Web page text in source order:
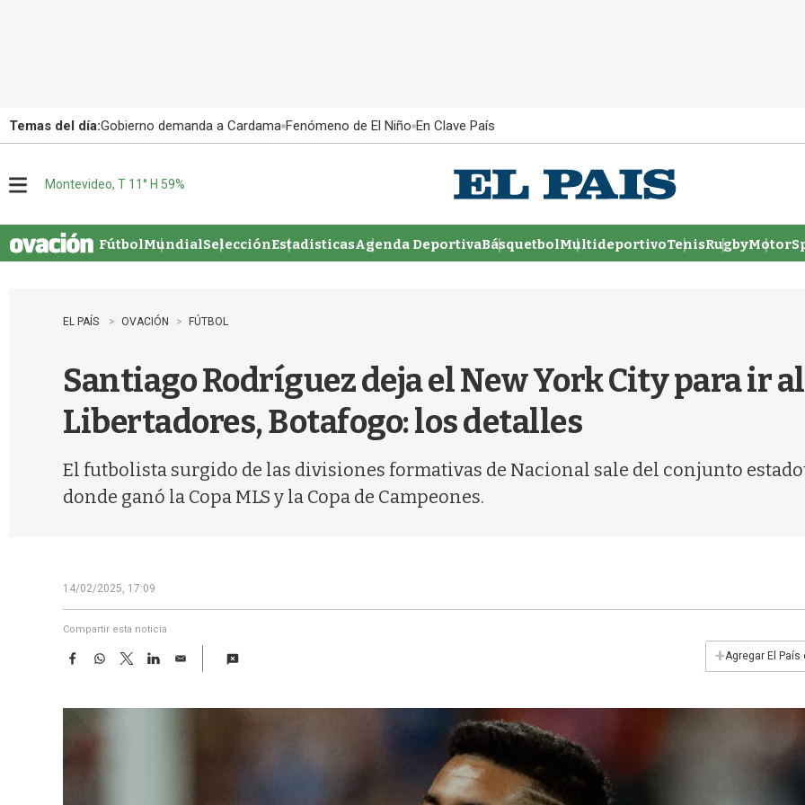
Temas del día:Gobierno demanda a Cardama Fenómeno de El Niño En Clave País
u
Montevideo, T 11° H 59%
FútbolMundialSelecciónEstadisticasAgenda DeportivaBásquetbolMultideportivoTenisRugby
EL PAÍS OVACIÓN FÚTBOL
Santiago Rodríguez deja el New York City para ir
Libertadores, Botafogo: los detalles
El futbolista surgido de las divisiones formativas de Nacional sale del conjunto
donde ganó la Copa MLS y la Copa de Campeones.
14/02/2025, 17:09
Compartir esta noticia
F
e
W
t
T
w
t
L
k
E
i
+Agregar El País